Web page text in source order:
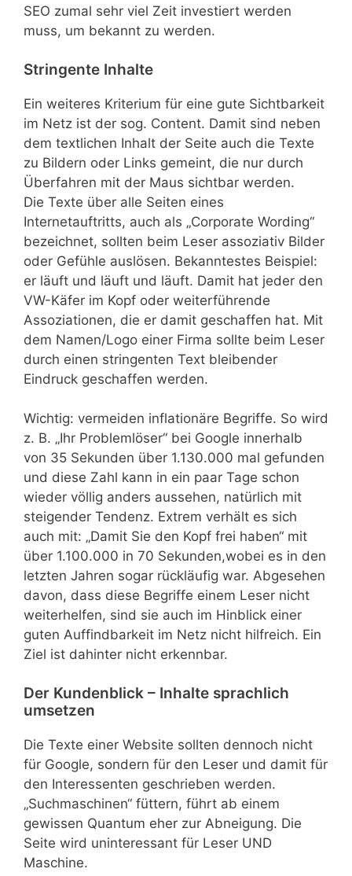
SEO zumal sehr viel Zeit investiert werden
muss, um bekannt zu werden.
Stringente Inhalte
Ein weiteres Kriterium für eine gute Sichtbarkeit
im Netz ist der sog. Content. Damit sind neben
dem textlichen Inhalt der Seite auch die Texte
zu Bildern oder Links gemeint, die nur durch
Überfahren mit der Maus sichtbar werden.
Die Texte über alle Seiten eines
Internetauftritts, auch als „Corporate Wording“
bezeichnet, sollten beim Leser assoziativ Bilder
oder Gefühle auslösen. Bekanntestes Beispiel:
er läuft und läuft und läuft. Damit hat jeder den
VW-Käfer im Kopf oder weiterführende
Assoziationen, die er damit geschaffen hat. Mit
dem Namen/Logo einer Firma sollte beim Leser
durch einen stringenten Text bleibender
Eindruck geschaffen werden.
Wichtig: vermeiden inflationäre Begriffe. So wird
z. B. „Ihr Problemlöser“ bei Google innerhalb
von 35 Sekunden über 1.130.000 mal gefunden
und diese Zahl kann in ein paar Tage schon
wieder völlig anders aussehen, natürlich mit
steigender Tendenz. Extrem verhält es sich
auch mit: „Damit Sie den Kopf frei haben“ mit
über 1.100.000 in 70 Sekunden,wobei es in den
letzten Jahren sogar rückläufig war. Abgesehen
davon, dass diese Begriffe einem Leser nicht
weiterhelfen, sind sie auch im Hinblick einer
guten Auffindbarkeit im Netz nicht hilfreich. Ein
Ziel ist dahinter nicht erkennbar.
Der Kundenblick – Inhalte sprachlich
umsetzen
Die Texte einer Website sollten dennoch nicht
für Google, sondern für den Leser und damit für
den Interessenten geschrieben werden.
„Suchmaschinen“ füttern, führt ab einem
gewissen Quantum eher zur Abneigung. Die
Seite wird uninteressant für Leser UND
Maschine.